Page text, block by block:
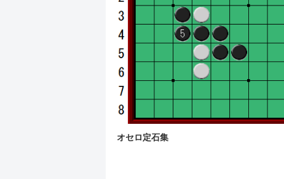
オセロ定石集